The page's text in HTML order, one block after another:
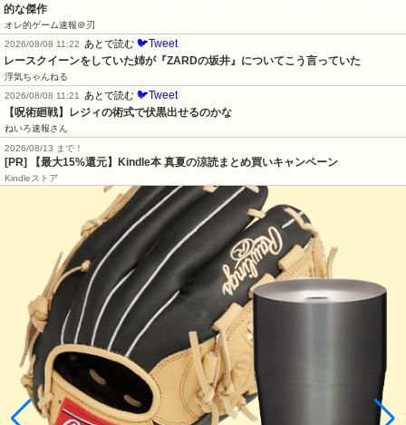
的な傑作
オレ的ゲーム速報＠刃
2026/08/08 11:22
あとで読む 🐦Tweet
レースクイーンをしていた姉が『ZARDの坂井』についてこう言っていた
浮気ちゃんねる
2026/08/08 11:21
あとで読む 🐦Tweet
【呪術廻戦】レジィの術式で伏黒出せるのかな
ねいろ速報さん
2026/08/13 まで！
[PR] 【最大15%還元】Kindle本 真夏の涼読まとめ買いキャンペーン
Kindleストア